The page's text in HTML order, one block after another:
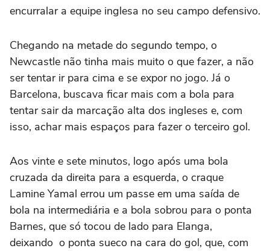
encurralar a equipe inglesa no seu campo defensivo.
Chegando na metade do segundo tempo, o
Newcastle não tinha mais muito o que fazer, a não
ser tentar ir para cima e se expor no jogo. Já o
Barcelona, buscava ficar mais com a bola para
tentar sair da marcação alta dos ingleses e, com
isso, achar mais espaços para fazer o terceiro gol.
Aos vinte e sete minutos, logo após uma bola
cruzada da direita para a esquerda, o craque
Lamine Yamal errou um passe em uma saída de
bola na intermediária e a bola sobrou para o ponta
Barnes, que só tocou de lado para Elanga,
deixando o ponta sueco na cara do gol, que, com